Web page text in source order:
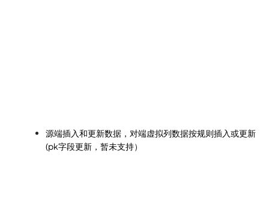
源端插入和更新数据，对端虚拟列数据按规则插入或更新
(pk字段更新，暂未支持）